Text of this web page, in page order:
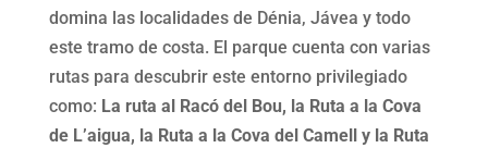
domina las localidades de Dénia, Jávea y todo
este tramo de costa. El parque cuenta con varias
rutas para descubrir este entorno privilegiado
como: La ruta al Racó del Bou, la Ruta a la Cova
de L’aigua, la Ruta a la Cova del Camell y la Ruta